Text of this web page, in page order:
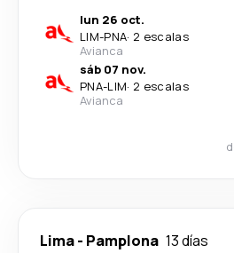
lun 26 oct.
LIM-PNA· 2 escalas
Avianca
sáb 07 nov.
PNA-LIM· 2 escalas
Avianca
Lima- Pamplona 13 días